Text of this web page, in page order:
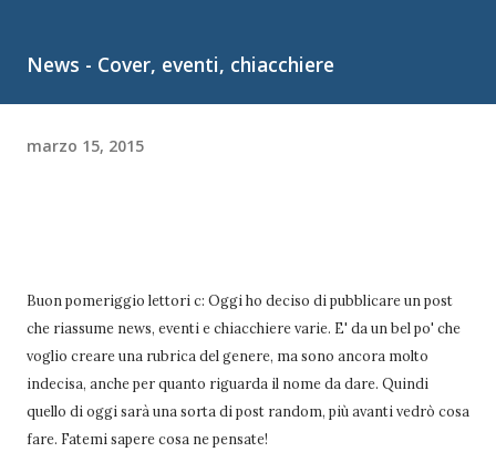
News - Cover, eventi, chiacchiere
marzo 15, 2015
Buon pomeriggio lettori c: Oggi ho deciso di pubblicare un post
che riassume news, eventi e chiacchiere varie. E' da un bel po' che
voglio creare una rubrica del genere, ma sono ancora molto
indecisa, anche per quanto riguarda il nome da dare. Quindi
quello di oggi sarà una sorta di post random, più avanti vedrò cosa
fare. Fatemi sapere cosa ne pensate!